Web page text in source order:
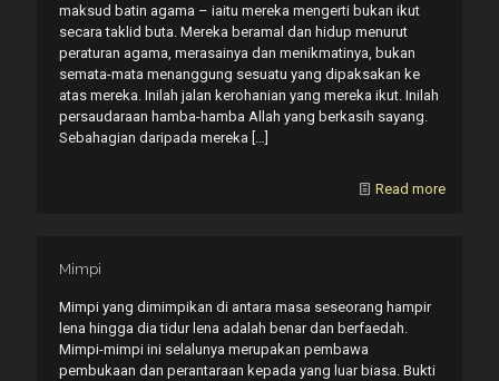
maksud batin agama – iaitu mereka mengerti bukan ikut
secara taklid buta. Mereka beramal dan hidup menurut
peraturan agama, merasainya dan menikmatinya, bukan
semata-mata menanggung sesuatu yang dipaksakan ke
atas mereka. Inilah jalan kerohanian yang mereka ikut. Inilah
persaudaraan hamba-hamba Allah yang berkasih sayang.
Sebahagian daripada mereka […]
Read more
Mimpi
Mimpi yang dimimpikan di antara masa seseorang hampir
lena hingga dia tidur lena adalah benar dan berfaedah.
Mimpi-mimpi ini selalunya merupakan pembawa
pembukaan dan perantaraan kepada yang luar biasa. Bukti